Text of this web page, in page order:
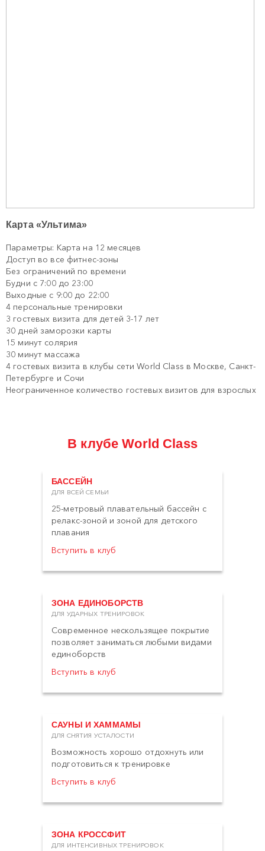
Карта «Ультима»
Параметры: Карта на 12 месяцев
Доступ во все фитнес-зоны
Без ограничений по времени
Будни с 7:00 до 23:00
Выходные с 9:00 до 22:00
4 персональные тренировки
3 гостевых визита для детей 3-17 лет
30 дней заморозки карты
15 минут солярия
30 минут массажа
4 гостевых визита в клубы сети World Class в Москве, Санкт-
Петербурге и Сочи
Неограниченное количество гостевых визитов для взрослых
В клубе World Class
БАССЕЙН
ДЛЯ ВСЕЙ СЕМЬИ
25-метровый плавательный бассейн с
релакс-зоной и зоной для детского
плавания
Вступить в клуб
ЗОНА ЕДИНОБОРСТВ
ДЛЯ УДАРНЫХ ТРЕНИРОВОК
Современное нескользящее покрытие
позволяет заниматься любыми видами
единоборств
Вступить в клуб
САУНЫ И ХАММАМЫ
ДЛЯ СНЯТИЯ УСТАЛОСТИ
Возможность хорошо отдохнуть или
подготовиться к тренировке
Вступить в клуб
ЗОНА КРОССФИТ
ДЛЯ ИНТЕНСИВНЫХ ТРЕНИРОВОК